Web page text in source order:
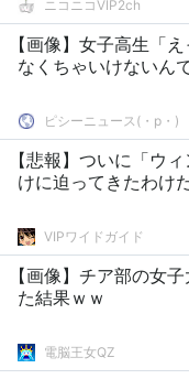
ニコニコVIP2ch
【画像】女子高生「
なくちゃいけないん
ピシーニュース(・p・)ゞ
【悲報】ついに「ウ
けに迫ってきたわけ
VIPワイドガイド
【画像】チア部の女
た結果ｗｗ
電脳王女QZ